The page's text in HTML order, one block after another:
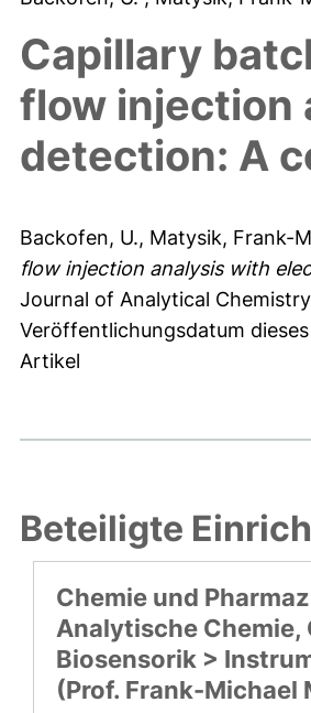
Capillary
flow injection
detection: A
Backofen, U., Matysik, Frank-
flow injection analysis with
Journal of Analytical
Veröffentlichungsdatum
Artikel
Beteiligte
Chemie und
Analytische Chemie,
Biosensorik >
(Prof. Frank-Michael